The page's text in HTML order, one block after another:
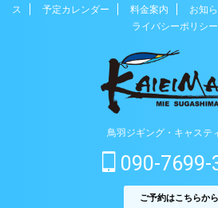
ス
予定カレンダー 料金案内 お知
ライバシーポリシー
鳥羽ジギング・キャステ
090-7699-
ご予約はこちらから